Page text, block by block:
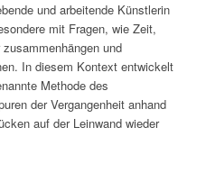
und arbeitende Künstlerin
mit Fragen, wie Zeit,
und
In diesem Kontext entwickelt
Methode des
der Vergangenheit anhand
auf der Leinwand wieder